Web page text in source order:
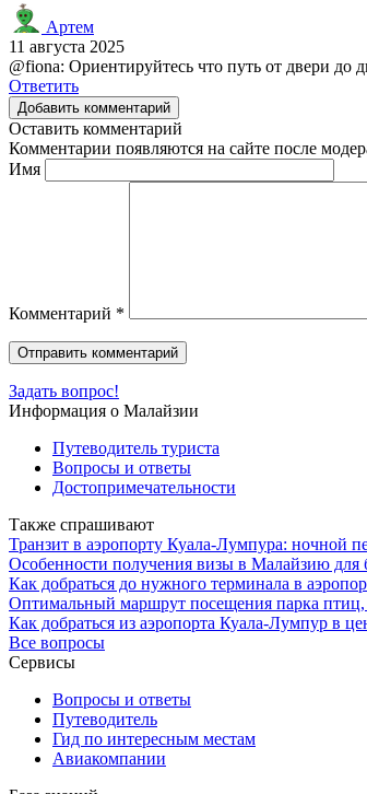
Артем
11 августа 2025
@fiona: Ориентируйтесь что путь от двери до
Ответить
Добавить комментарий
Оставить комментарий
Комментарии появляются на сайте после
Имя
Комментарий *
Задать вопрос!
Информация о Малайзии
Путеводитель туриста
Вопросы и ответы
Достопримечательности
Также спрашивают
Транзит в аэропорту Куала-Лумпура: ночной
Особенности получения визы в Малайзию для
Как добраться до нужного терминала в
Оптимальный маршрут посещения парка
Как добраться из аэропорта Куала-Лумпур в
Все вопросы
Сервисы
Вопросы и ответы
Путеводитель
Гид по интересным местам
Авиакомпании